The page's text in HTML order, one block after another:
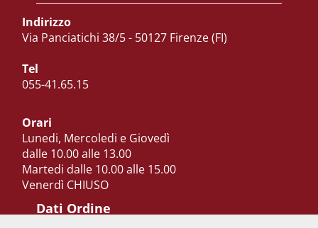
Indirizzo
Via Panciatichi 38/5 - 50127 Firenze (FI)
Tel
055-41.65.15
Orari
Lunedi, Mercoledi e Giovedì
dalle 10.00 alle 13.00
Martedi dalle 10.00 alle 15.00
Venerdì CHIUSO
Dati Ordine